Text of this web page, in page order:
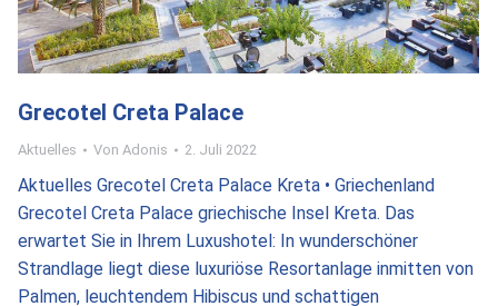
Grecotel Creta Palace
Aktuelles Von Adonis 2. Juli 2022
Aktuelles Grecotel Creta Palace Kreta • Griechenland
Grecotel Creta Palace griechische Insel Kreta. Das
erwartet Sie in Ihrem Luxushotel: In wunderschöner
Strandlage liegt diese luxuriöse Resortanlage inmitten von
Palmen, leuchtendem Hibiscus und schattigen